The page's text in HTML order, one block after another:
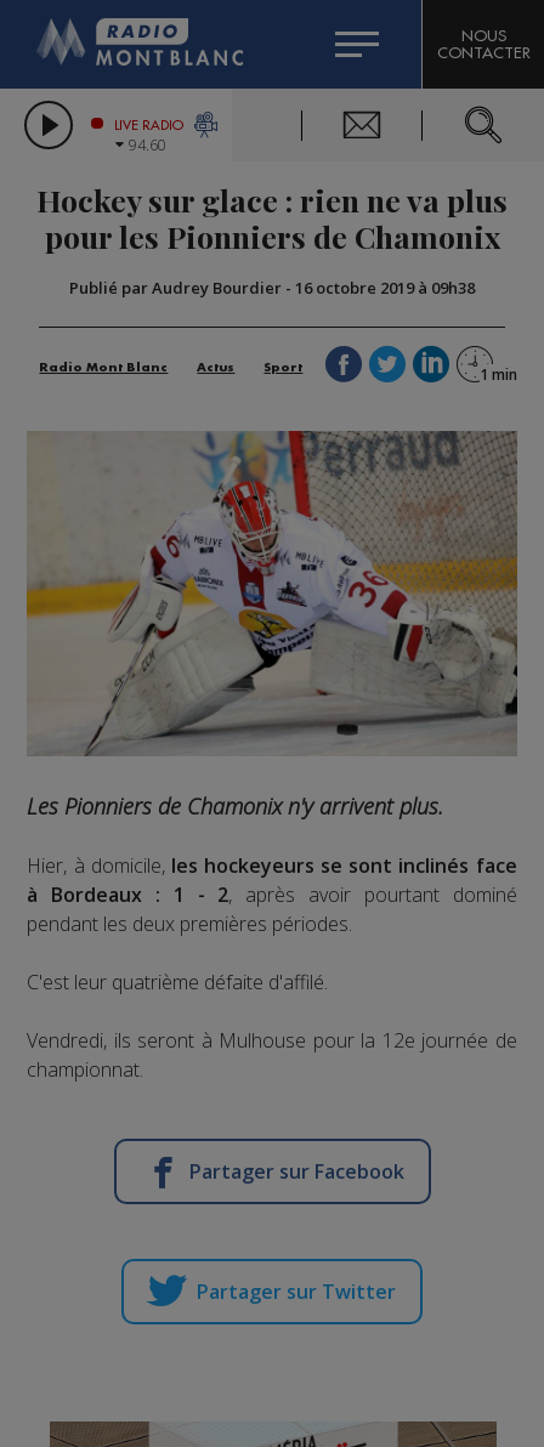
LES CHRONIQUES DE L'EXPERT
CITIZEN MACHINERY
GRAND MASSIF DOMAINES SKIABLES
BIGARD
COMPAGNIE DU MONT-BLANC
NOUS
CONTACTER
LIVE RADIO
94.60
Hockey sur glace : rien ne va plus
pour les Pionniers de Chamonix
Publié par Audrey Bourdier - 16 octobre 2019 à 09h38
Radio Mont Blanc Actus Sport
Les Pionniers de Chamonix n'y arrivent plus.
Hier, à domicile, les hockeyeurs se sont inclinés face
à Bordeaux : 1 - 2, après avoir pourtant dominé
pendant les deux premières périodes.
C'est leur quatrième défaite d'affilé.
Vendredi, ils seront à Mulhouse pour la 12e journée de
championnat.
Partager sur Facebook
Partager sur Twitter